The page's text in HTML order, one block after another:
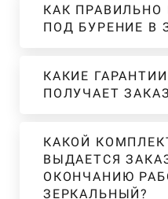
КАК ПРАВИЛЬНО
ПОД БУРЕНИЕ В
КАКИЕ
ПОЛУЧАЕТ
КАКОЙ
ВЫДАЕТСЯ
ОКОНЧАНИЮ
ЗЕРКАЛЬНЫЙ?